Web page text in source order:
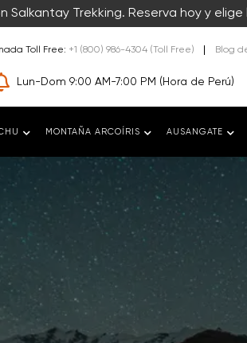
Salkantay Trekking. Reserva hoy y
Toll Free: +1 (800) 986-4304 (Toll Free) Blog
Lun-Dom 9:00 AM-7:00 PM (Hora de Perú)
MONTAÑA ARCOÍRIS AUSANGATE